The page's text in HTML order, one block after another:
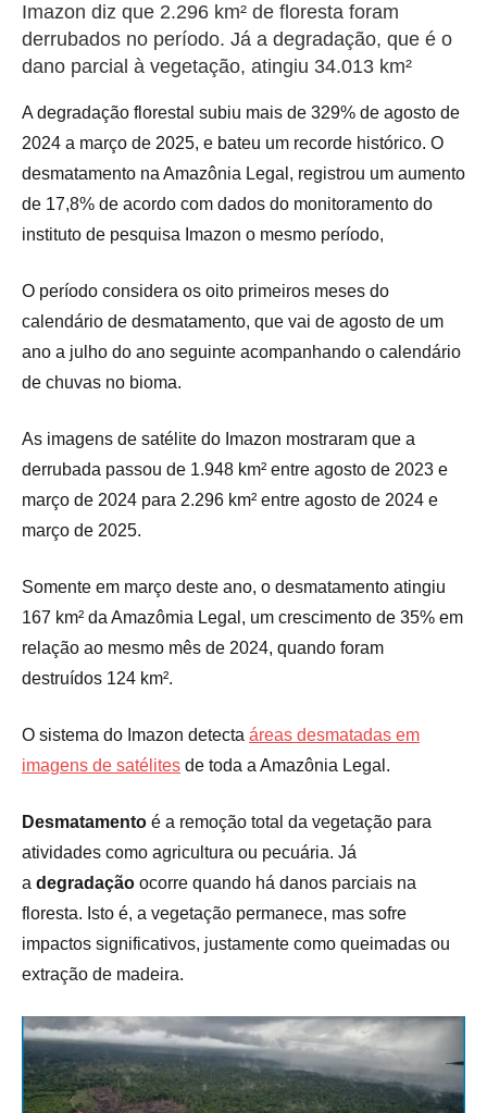
Imazon diz que 2.296 km² de floresta foram
derrubados no período. Já a degradação, que é o
dano parcial à vegetação, atingiu 34.013 km²
A degradação florestal subiu mais de 329% de agosto de
2024 a março de 2025, e bateu um recorde histórico. O
desmatamento na Amazônia Legal, registrou um aumento
de 17,8% de acordo com dados do monitoramento do
instituto de pesquisa Imazon o mesmo período,
O período considera os oito primeiros meses do
calendário de desmatamento, que vai de agosto de um
ano a julho do ano seguinte acompanhando o calendário
de chuvas no bioma.
As imagens de satélite do Imazon mostraram que a
derrubada passou de 1.948 km² entre agosto de 2023 e
março de 2024 para 2.296 km² entre agosto de 2024 e
março de 2025.
Somente em março deste ano, o desmatamento atingiu
167 km² da Amazômia Legal, um crescimento de 35% em
relação ao mesmo mês de 2024, quando foram
destruídos 124 km².
O sistema do Imazon detecta áreas desmatadas em
imagens de satélites de toda a Amazônia Legal.
Desmatamento é a remoção total da vegetação para
atividades como agricultura ou pecuária. Já
a degradação ocorre quando há danos parciais na
floresta. Isto é, a vegetação permanece, mas sofre
impactos significativos, justamente como queimadas ou
extração de madeira.